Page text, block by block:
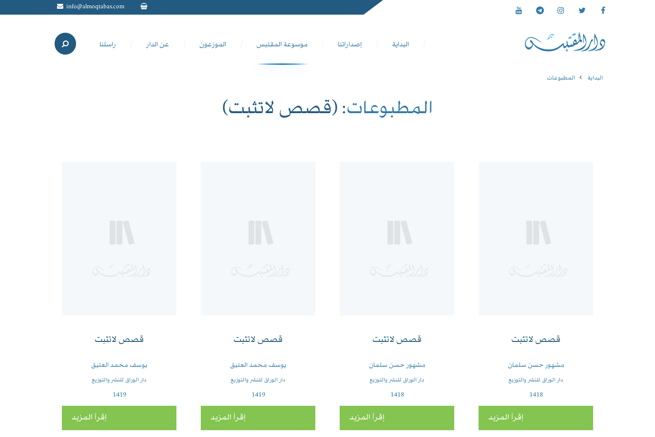
info@almoqtabas.com
البداية إصداراتنا موسوعة المقتبس الموزعون عن الدار راسلنا
البداية المطبوعات
المطبوعات: (قصص لاتثبت)
قصص لاتثبت
مشهور حسن سلمان
دار الوراق للنشر والتوزيع
1418
إقرأ المزيد
قصص لاتثبت
مشهور حسن سلمان
دار الوراق للنشر والتوزيع
1418
إقرأ المزيد
قصص لاتثبت
يوسف محمد العتيق
دار الوراق للنشر والتوزيع
1419
إقرأ المزيد
قصص لاتثبت
يوسف محمد العتيق
دار الوراق للنشر والتوزيع
1419
إقرأ المزيد